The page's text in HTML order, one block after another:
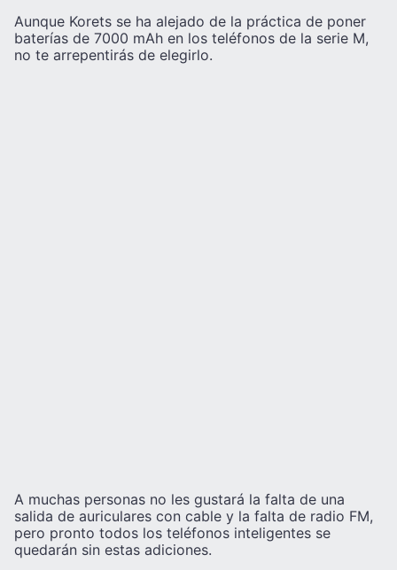
Aunque Korets se ha alejado de la práctica de poner
baterías de 7000 mAh en los teléfonos de la serie M,
no te arrepentirás de elegirlo.
A muchas personas no les gustará la falta de una
salida de auriculares con cable y la falta de radio FM,
pero pronto todos los teléfonos inteligentes se
quedarán sin estas adiciones.